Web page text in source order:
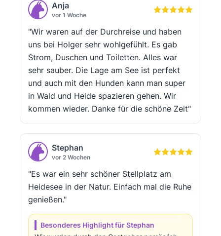
Anja
vor 1 Woche
"Wir waren auf der Durchreise und haben
uns bei Holger sehr wohlgefühlt. Es gab
Strom, Duschen und Toiletten. Alles war
sehr sauber. Die Lage am See ist perfekt
und auch mit den Hunden kann man super
in Wald und Heide spazieren gehen. Wir
kommen wieder. Danke für die schöne Zeit"
Stephan
vor 2 Wochen
"Es war ein sehr schöner Stellplatz am
Heidesee in der Natur. Einfach mal die Ruhe
genießen."
Besonderes Highlight für Stephan